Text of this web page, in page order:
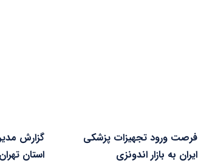
فرصت ورود تجهیزات پزشکی
ایران به بازار اندونزی
گزارش
استان تهران